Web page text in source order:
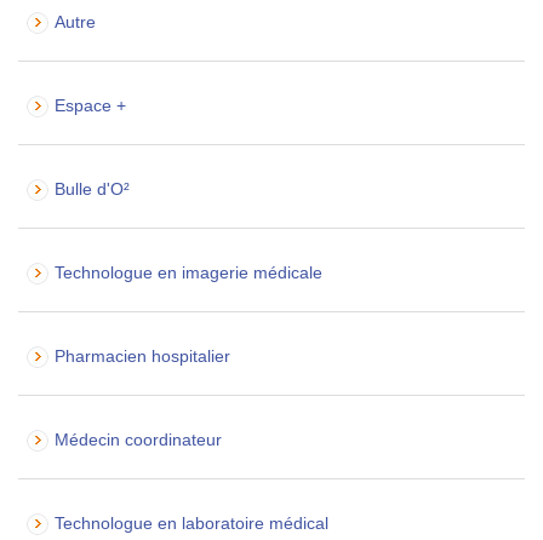
Autre
Espace +
Bulle d'O²
Technologue en imagerie médicale
Pharmacien hospitalier
Médecin coordinateur
Technologue en laboratoire médical